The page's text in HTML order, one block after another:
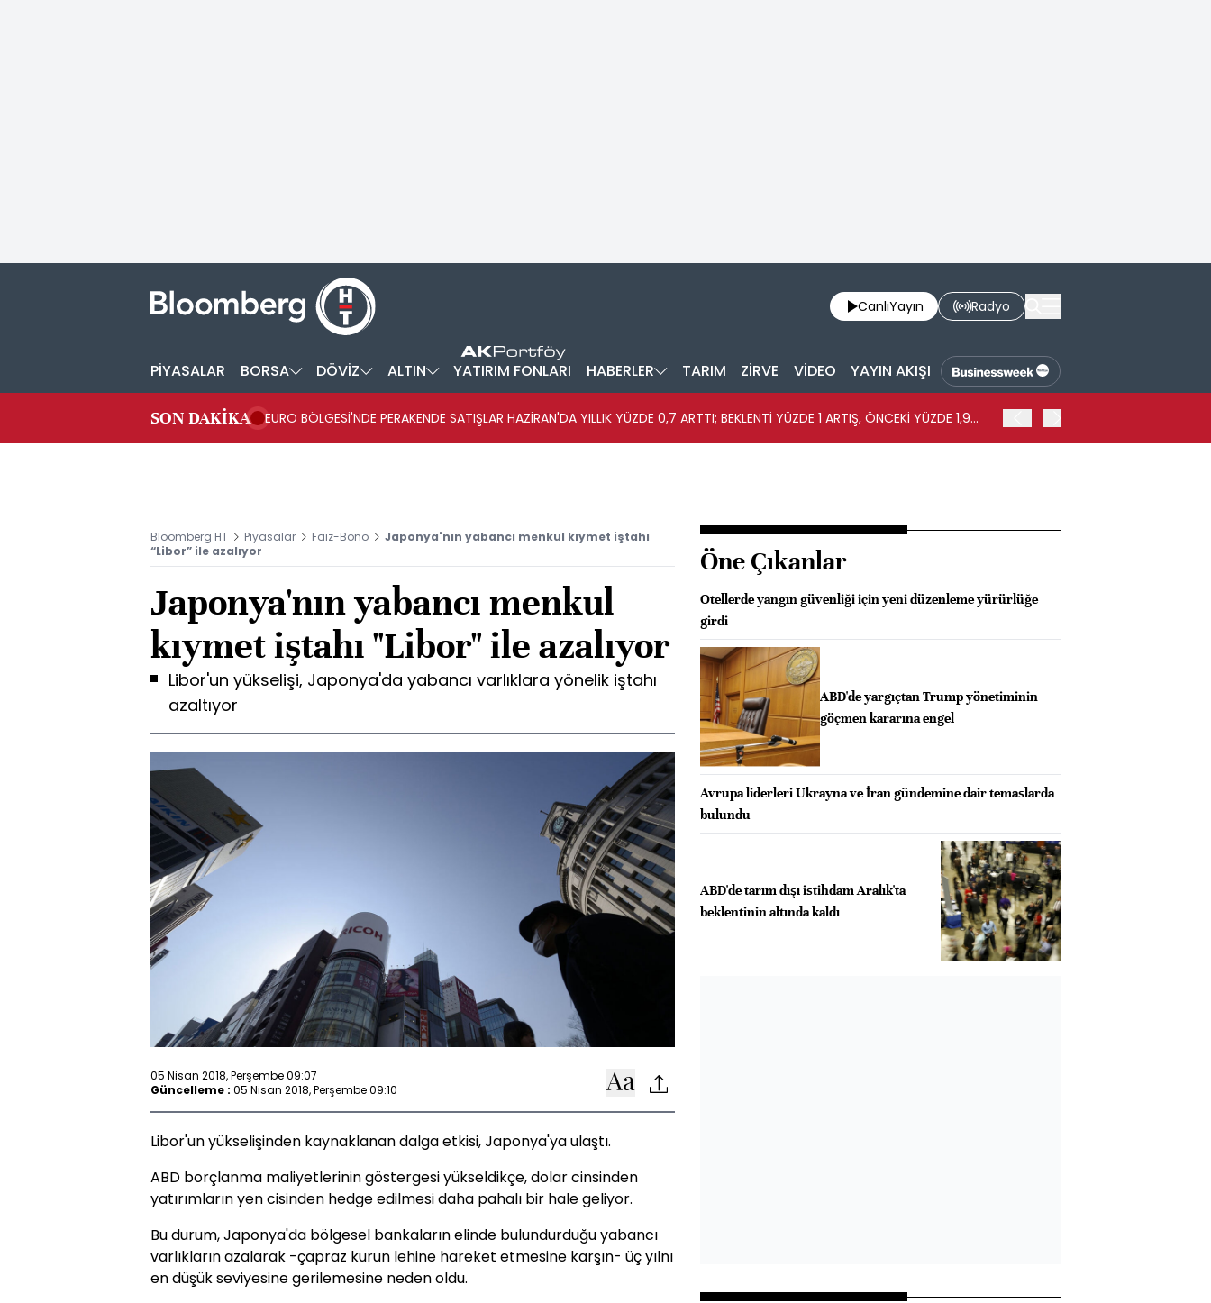
CanlıYayın Radyo
PİYASALAR BORSA DÖVİZ ALTIN YATIRIM FONLARI HABERLER TARIM ZİRVE VİDEO YAYIN AKIŞI
SON DAKİKA
EURO BÖLGESİ'NDE PERAKENDE SATIŞLAR HAZİRAN'DA YILLIK YÜZDE 0,7 ARTTI; BEKLENTİ YÜZDE 1 ARTIŞ, ÖNCEKİ YÜZDE 1,9
Bloomberg HT Piyasalar Faiz-Bono
Japonya'nın yabancı menkul kıymet iştahı
“Libor” ile azalıyor
Japonya'nın yabancı menkul
kıymet iştahı "Libor" ile azalıyor
Libor'un yükselişi, Japonya'da yabancı varlıklara yönelik iştahı
azaltıyor
05 Nisan 2018, Perşembe 09:07
Güncelleme : 05 Nisan 2018, Perşembe 09:10
Libor'un yükselişinden kaynaklanan dalga etkisi, Japonya'ya ulaştı.
ABD borçlanma maliyetlerinin göstergesi yükseldikçe, dolar cinsinden
yatırımların yen cisinden hedge edilmesi daha pahalı bir hale geliyor.
Bu durum, Japonya'da bölgesel bankaların elinde bulundurduğu yabancı
varlıkların azalarak -çapraz kurun lehine hareket etmesine karşın- üç yılnı
en düşük seviyesine gerilemesine neden oldu.
Öne Çıkanlar
Otellerde yangın güvenliği için yeni düzenleme yürürlüğe
girdi
ABD'de yargıçtan Trump yönetiminin
göçmen kararına engel
Avrupa liderleri Ukrayna ve İran gündemine dair temaslarda
bulundu
ABD'de tarım dışı istihdam Aralık'ta
beklentinin altında kaldı